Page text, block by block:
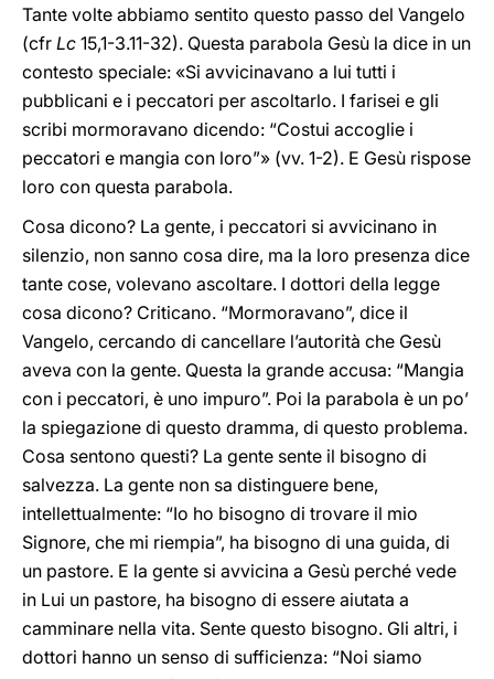
Tante volte abbiamo sentito questo passo del Vangelo
(cfr Lc 15,1-3.11-32). Questa parabola Gesù la dice in un
contesto speciale: «Si avvicinavano a lui tutti i
pubblicani e i peccatori per ascoltarlo. I farisei e gli
scribi mormoravano dicendo: “Costui accoglie i
peccatori e mangia con loro”» (vv. 1-2). E Gesù rispose
loro con questa parabola.
Cosa dicono? La gente, i peccatori si avvicinano in
silenzio, non sanno cosa dire, ma la loro presenza dice
tante cose, volevano ascoltare. I dottori della legge
cosa dicono? Criticano. “Mormoravano”, dice il
Vangelo, cercando di cancellare l’autorità che Gesù
aveva con la gente. Questa la grande accusa: “Mangia
con i peccatori, è uno impuro”. Poi la parabola è un po’
la spiegazione di questo dramma, di questo problema.
Cosa sentono questi? La gente sente il bisogno di
salvezza. La gente non sa distinguere bene,
intellettualmente: “Io ho bisogno di trovare il mio
Signore, che mi riempia”, ha bisogno di una guida, di
un pastore. E la gente si avvicina a Gesù perché vede
in Lui un pastore, ha bisogno di essere aiutata a
camminare nella vita. Sente questo bisogno. Gli altri, i
dottori hanno un senso di sufficienza: “Noi siamo